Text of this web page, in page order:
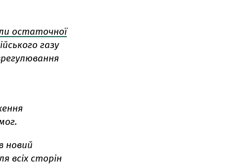
остаточної
газу
новий
всіх сторін